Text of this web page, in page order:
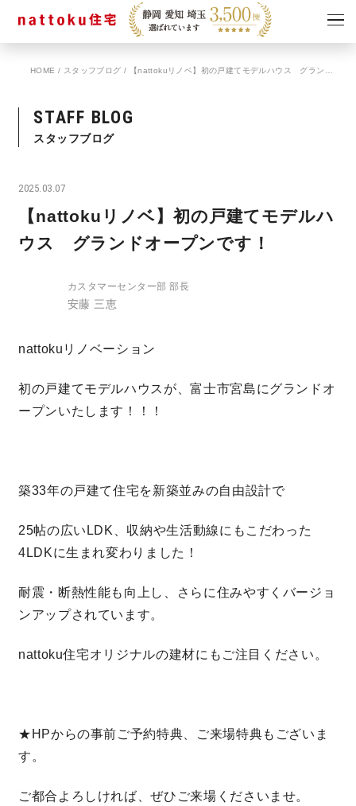
イベント
キャンペーン
ショールーム
スタッフブログ
営業時間／10:00～20:00 定休日／年末年始
来店・見学予約
OWNER’S SITE オーナーズサイト
nattokuグループコーポレートサイト
家具まで標準仕様の空間コーディネート
HOME / スタッフブログ / 【nattokuリノベ】初の戸建てモデルハウス グランドオープンです！
STAFF BLOG
スタッフブログ
2025.03.07
【nattokuリノベ】初の戸建てモデルハ
ウス グランドオープンです！
カスタマーセンター部 部長
安藤 三恵
nattokuリノベーション
初の戸建てモデルハウスが、富士市宮島にグランドオ
ープンいたします！！！
築33年の戸建て住宅を新築並みの自由設計で
25帖の広いLDK、収納や生活動線にもこだわった
4LDKに生まれ変わりました！
耐震・断熱性能も向上し、さらに住みやすくバージョ
ンアップされています。
nattoku住宅オリジナルの建材にもご注目ください。
★HPからの事前ご予約特典、ご来場特典もございま
す。
ご都合よろしければ、ぜひご来場くださいませ。